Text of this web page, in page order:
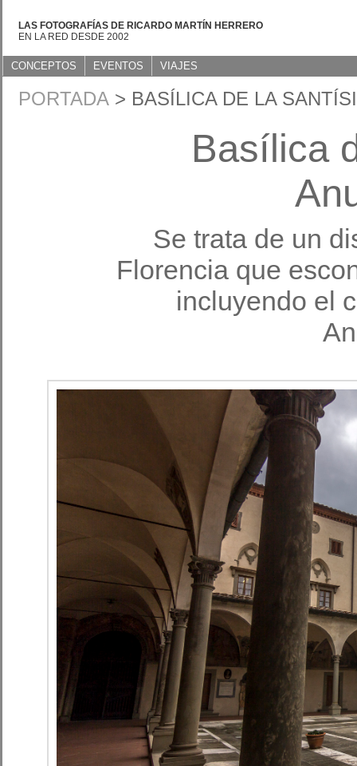
LAS FOTOGRAFÍAS DE RICARDO MARTÍN HERRERO
EN LA RED DESDE 2002
CONCEPTOS EVENTOS VIAJES
PORTADA > BASÍLICA DE LA
Basílica
Se trata de un
Florencia que
incluyendo el